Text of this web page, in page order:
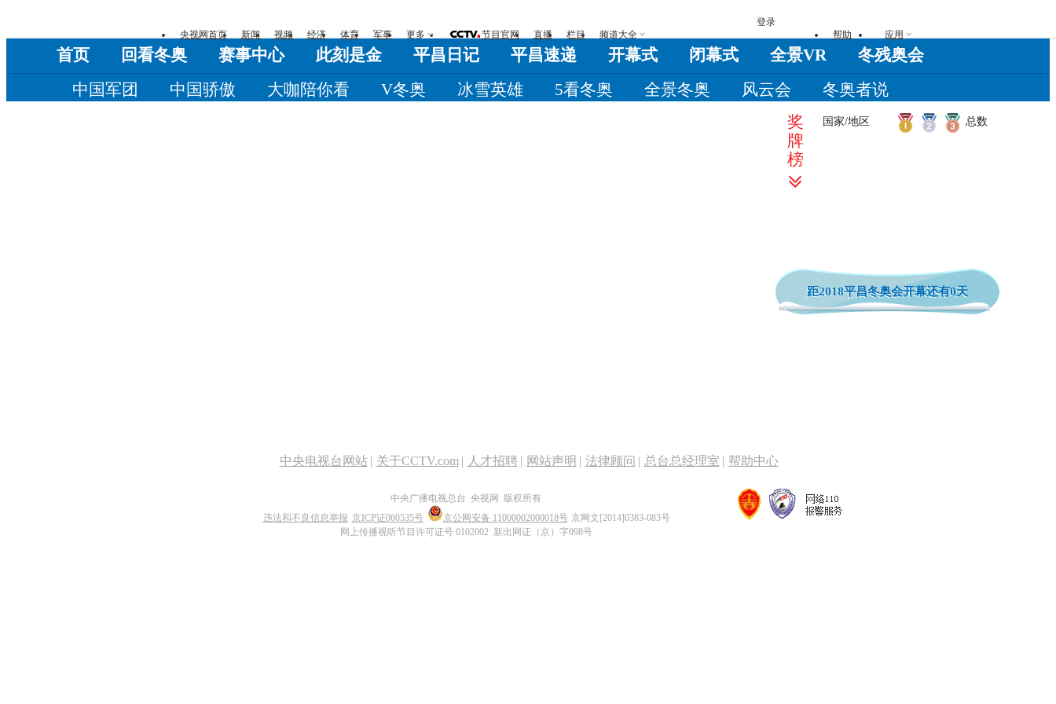
央视网首页 新闻 视频 经济 体育 军事 更多 节目官网 直播 栏目 频道大全 帮助 应用
登录
首页 回看冬奥 赛事中心 此刻是金 平昌日记 平昌速递 开幕式 闭幕式 全景VR
冬残奥会
中国军团
中国骄傲 大咖陪你看 V冬奥 冰雪英雄 5看冬奥 全景冬奥 风云会
冬奥者说
奖
牌
榜
国家/地区 总数
距2018平昌冬奥会开幕还有0天
中央电视台网站 | 关于CCTV.com | 人才招聘 | 网站声明 | 法律顾问 | 总台总经理室 | 帮助中心
中央广播电视总台 央视网 版权所有
违法和不良信息举报 京ICP证060535号 京公网安备 11000002000018号 京网文[2014]0383-083号
网上传播视听节目许可证号 0102002 新出网证（京）字098号